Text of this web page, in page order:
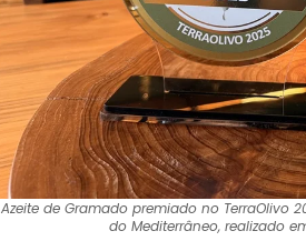
Azeite de Gramado premiado no TerraOlivo
do Mediterrâneo, realizado